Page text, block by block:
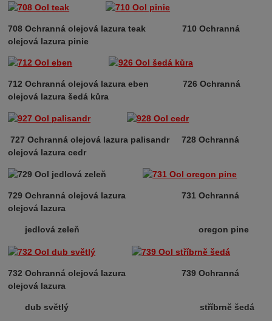
708 Ochranná olejová lazura teak710 Ochranná
olejová lazura pinie
712 Ochranná olejová lazura eben 726 Ochranná
olejová lazura šedá kůra
727 Ochranná olejová lazura palisandr 728 Ochranná
olejová lazura cedr
729 Ochranná olejová lazura731 Ochranná
olejová lazura
jedlová zeleň oregon pine
732 Ochranná olejová lazura 739 Ochranná
olejová lazura
dub světlý stříbrně šedá